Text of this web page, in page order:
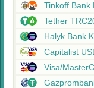
Tinkoff Bank
Tether
Halyk Bank
Capitalist
Visa/